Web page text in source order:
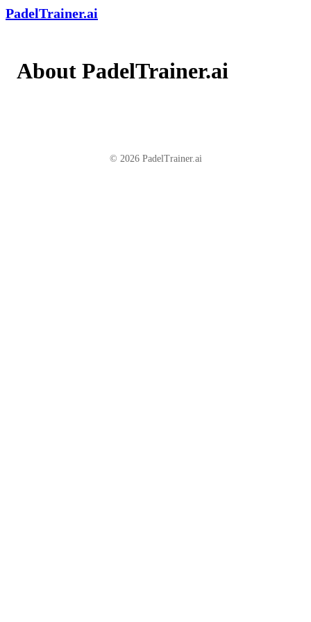
PadelTrainer.ai
About PadelTrainer.ai
© 2026 PadelTrainer.ai